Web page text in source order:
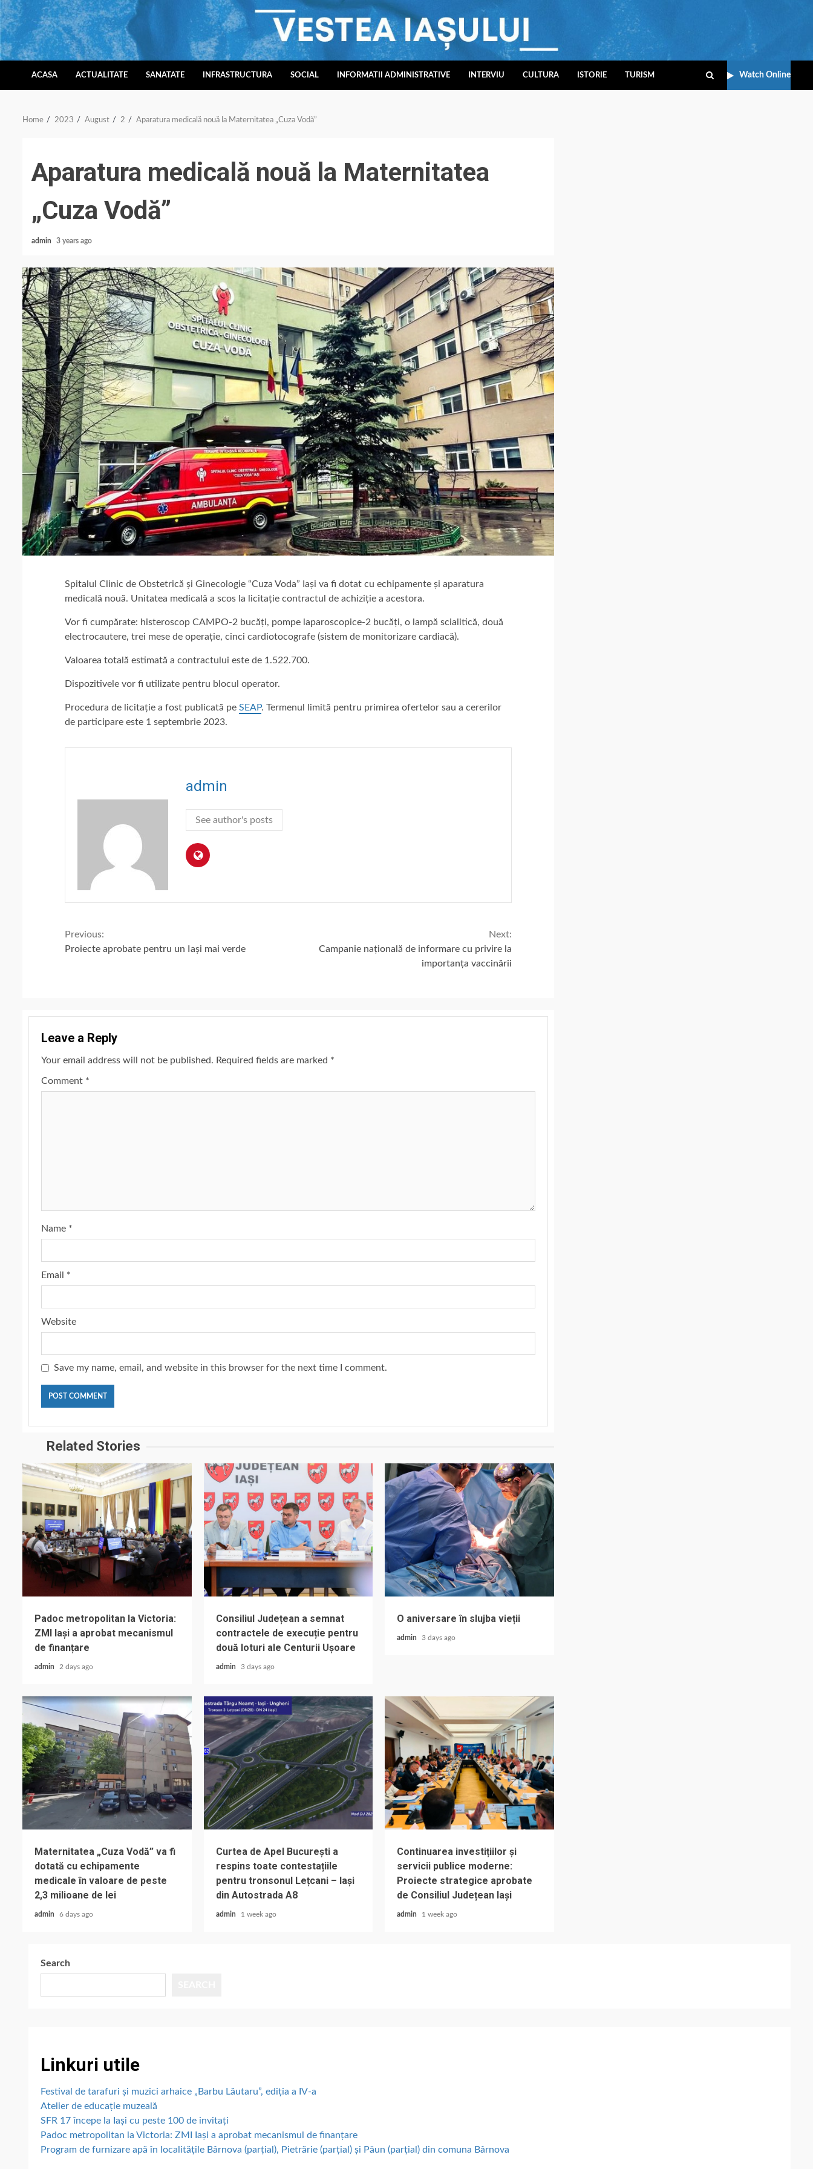
Skip
to
content
ACASA ACTUALITATE SANATATE INFRASTRUCTURA SOCIAL INFORMATII ADMINISTRATIVE INTERVIU CULTURA ISTORIE TURISM Watch Online
Home 2023 August 2 Aparatura medicală nouă la Maternitatea „Cuza Vodă”
Aparatura medicală nouă la Maternitatea
„Cuza Vodă”
admin 3 years ago
Spitalul Clinic de Obstetrică și Ginecologie “Cuza Voda” Iași va fi dotat cu echipamente și aparatura
medicală nouă. Unitatea medicală a scos la licitație contractul de achiziție a acestora.
Vor fi cumpărate: histeroscop CAMPO-2 bucăți, pompe laparoscopice-2 bucăți, o lampă scialitică, două
electrocautere, trei mese de operație, cinci cardiotocografe (sistem de monitorizare cardiacă).
Valoarea totală estimată a contractului este de 1.522.700.
Dispozitivele vor fi utilizate pentru blocul operator.
Procedura de licitație a fost publicată pe SEAP. Termenul limită pentru primirea ofertelor sau a cererilor
de participare este 1 septembrie 2023.
admin
See author's posts
Continue
Previous:
Proiecte aprobate pentru un Iași mai verde
Next:
Campanie națională de informare cu privire la
importanța vaccinării
Leave a Reply
Your email address will not be published. Required fields are marked *
Comment *
Name *
Email *
Website
Save my name, email, and website in this browser for the next time I comment.
Related Stories
Padoc metropolitan la Victoria:
ZMI Iași a aprobat mecanismul
de finanțare
admin 2 days ago
Consiliul Județean a semnat
contractele de execuție pentru
două loturi ale Centurii Ușoare
admin 3 days ago
O aniversare în slujba vieții
admin 3 days ago
Maternitatea „Cuza Vodă” va fi
dotată cu echipamente
medicale în valoare de peste
2,3 milioane de lei
admin 6 days ago
Curtea de Apel București a
respins toate contestațiile
pentru tronsonul Lețcani – Iași
din Autostrada A8
admin 1 week ago
Continuarea investițiilor și
servicii publice moderne:
Proiecte strategice aprobate
de Consiliul Județean Iași
admin 1 week ago
Search
Linkuri utile
Festival de tarafuri și muzici arhaice „Barbu Lăutaru”, ediția a IV-a
Atelier de educație muzeală
SFR 17 începe la Iași cu peste 100 de invitați
Padoc metropolitan la Victoria: ZMI Iași a aprobat mecanismul de finanțare
Program de furnizare apă în localitățile Bârnova (parțial), Pietrărie (parțial) și Păun (parțial) din comuna Bârnova